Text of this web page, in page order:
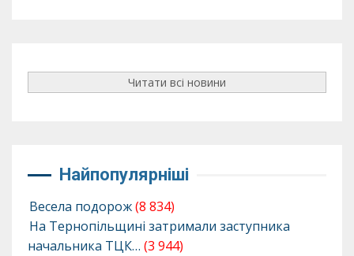
Читати всі новини
Найпопулярніші
Весела подорож(8 834)
На Тернопільщині затримали заступника
начальника ТЦК… (3 944)